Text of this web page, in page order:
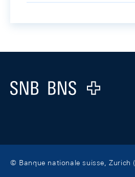
Logo
© Banque nationale suisse, Zurich